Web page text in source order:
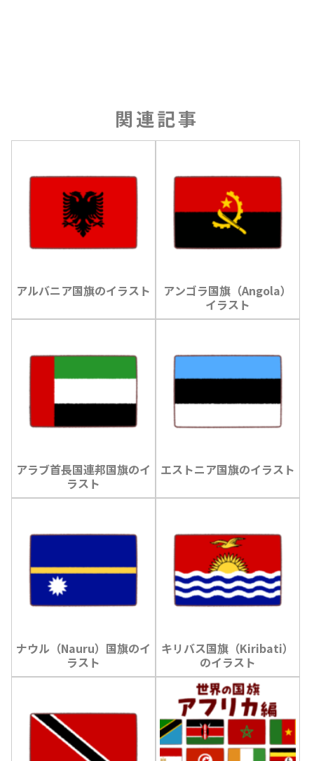
関連記事
アルバニア国旗のイラスト
アンゴラ国旗（Angola）
イラスト
アラブ首長国連邦国旗のイ
ラスト
エストニア国旗のイラスト
ナウル（Nauru）国旗のイ
ラスト
キリバス国旗（Kiribati）
のイラスト